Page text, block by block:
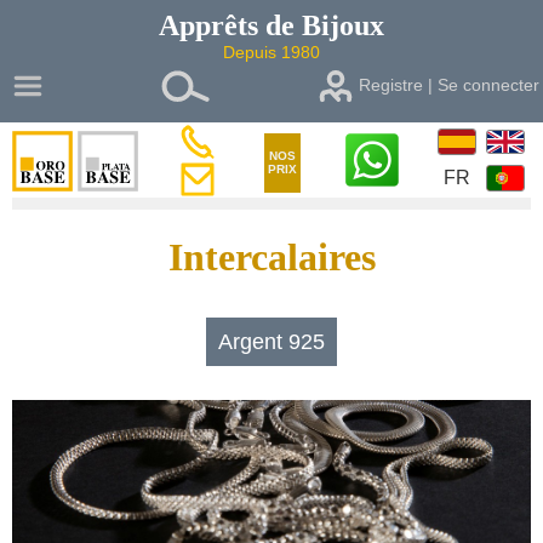
Apprêts de Bijoux
Depuis 1980
Registre | Se connecter
NOS
PRIX
FR
Intercalaires
Argent 925